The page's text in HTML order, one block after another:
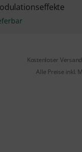
Kostenloser
Alle Preise inkl.